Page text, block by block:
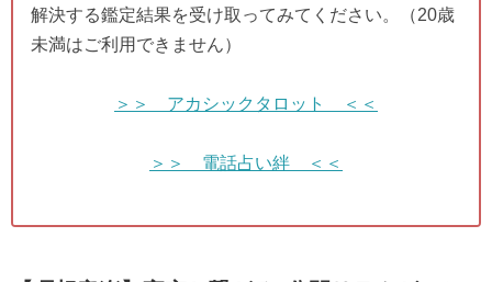
解決する鑑定結果を受け取ってみてください。（20歳
未満はご利用できません）
＞＞ アカシックタロット ＜＜
＞＞ 電話占い絆 ＜＜